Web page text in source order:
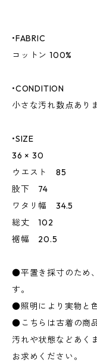
•FABRIC
コットン 100%
•CONDITION
小さな汚れ数点あり
•SIZE
36 × 30
ウエスト 85
股下 74
ワタリ幅 34.5
総丈 102
裾幅 20.5
●平置き採寸のため
す。
●照明により実物と
●こちらは古着の商
汚れや状態などあく
お求めください。